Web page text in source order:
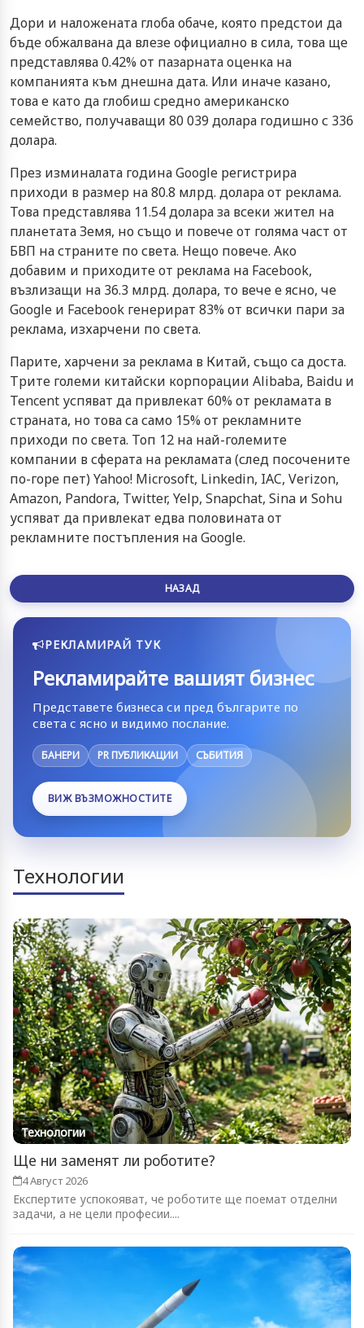
Дори и наложената глоба обаче, която предстои да
бъде обжалвана да влезе официално в сила, това ще
представлява 0.42% от пазарната оценка на
компанията към днешна дата. Или иначе казано,
това е като да глобиш средно американско
семейство, получаващи 80 039 долара годишно с 336
долара.
През изминалата година Google регистрира
приходи в размер на 80.8 млрд. долара от реклама.
Това представлява 11.54 долара за всеки жител на
планетата Земя, но също и повече от голяма част от
БВП на страните по света. Нещо повече. Ако
добавим и приходите от реклама на Facebook,
възлизащи на 36.3 млрд. долара, то вече е ясно, че
Google и Facebook генерират 83% от всички пари за
реклама, изхарчени по света.
Парите, харчени за реклама в Китай, също са доста.
Трите големи китайски корпорации Alibaba, Baidu и
Tencent успяват да привлекат 60% от рекламата в
страната, но това са само 15% от рекламните
приходи по света. Топ 12 на най-големите
компании в сферата на рекламата (след посочените
по-горе пет) Yahoo! Microsoft, Linkedin, IAC, Verizon,
Amazon, Pandora, Twitter, Yelp, Snapchat, Sina и Sohu
успяват да привлекат едва половината от
рекламните постъпления на Google.
НАЗАД
РЕКЛАМИРАЙ ТУК
Рекламирайте вашият бизнес
Представете бизнеса си пред българите по
света с ясно и видимо послание.
БАНЕРИ PR ПУБЛИКАЦИИ СЪБИТИЯ
ВИЖ ВЪЗМОЖНОСТИТЕ
Технологии
Технологии
Ще ни заменят ли роботите?
4 Август 2026
Експертите успокояват, че роботите ще поемат отделни
задачи, а не цели професии....